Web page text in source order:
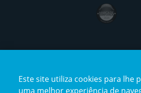
award4
certification2
Este site utiliza cookies para lhe
uma melhor experiência de